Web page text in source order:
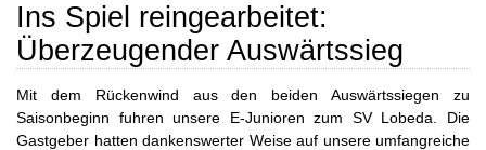
Ins Spiel reingearbeitet:
Überzeugender Auswärtssieg
Mit dem Rückenwind aus den beiden Auswärtssiegen zu
Saisonbeginn fuhren unsere E-Junioren zum SV Lobeda. Die
Gastgeber hatten dankenswerter Weise auf unsere umfangreiche